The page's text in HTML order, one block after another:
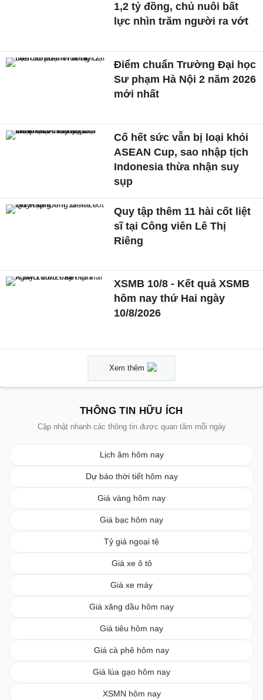
1,2 tỷ đồng, chủ nuôi bất
lực nhìn trăm người ra vớt
Điểm chuẩn Trường Đại học
Sư phạm Hà Nội 2 năm 2026
mới nhất
Cố hết sức vẫn bị loại khỏi
ASEAN Cup, sao nhập tịch
Indonesia thừa nhận suy
sụp
Quy tập thêm 11 hài cốt liệt
sĩ tại Công viên Lê Thị
Riêng
XSMB 10/8 - Kết quả XSMB
hôm nay thứ Hai ngày
10/8/2026
Xem thêm
THÔNG TIN HỮU ÍCH
Cập nhật nhanh các thông tin được quan tâm mỗi ngày
Lịch âm hôm nay
Dự báo thời tiết hôm nay
Giá vàng hôm nay
Giá bạc hôm nay
Tỷ giá ngoại tệ
Giá xe ô tô
Giá xe máy
Giá xăng dầu hôm nay
Giá tiêu hôm nay
Giá cà phê hôm nay
Giá lúa gạo hôm nay
XSMN hôm nay